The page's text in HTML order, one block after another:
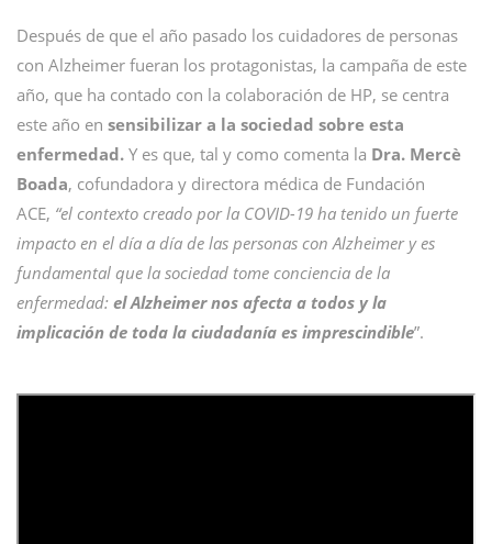
Después de que el año pasado los cuidadores de personas
con Alzheimer fueran los protagonistas, la campaña de este
año, que ha contado con la colaboración de HP, se centra
este año en sensibilizar a la sociedad sobre esta
enfermedad. Y es que, tal y como comenta la Dra. Mercè
Boada, cofundadora y directora médica de Fundación
ACE, “el contexto creado por la COVID-19 ha tenido un fuerte
impacto en el día a día de las personas con Alzheimer y es
fundamental que la sociedad tome conciencia de la
enfermedad: el Alzheimer nos afecta a todos y la
implicación de toda la ciudadanía es imprescindible”.